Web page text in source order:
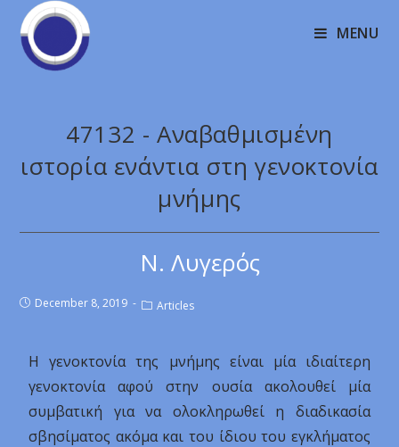
MENU
47132 - Αναβαθμισμένη
ιστορία ενάντια στη γενοκτονία
μνήμης
Ν. Λυγερός
December 8, 2019 Articles
Η γενοκτονία της μνήμης είναι μία ιδιαίτερη
γενοκτονία αφού στην ουσία ακολουθεί μία
συμβατική για να ολοκληρωθεί η διαδικασία
σβησίματος ακόμα και του ίδιου του εγκλήματος